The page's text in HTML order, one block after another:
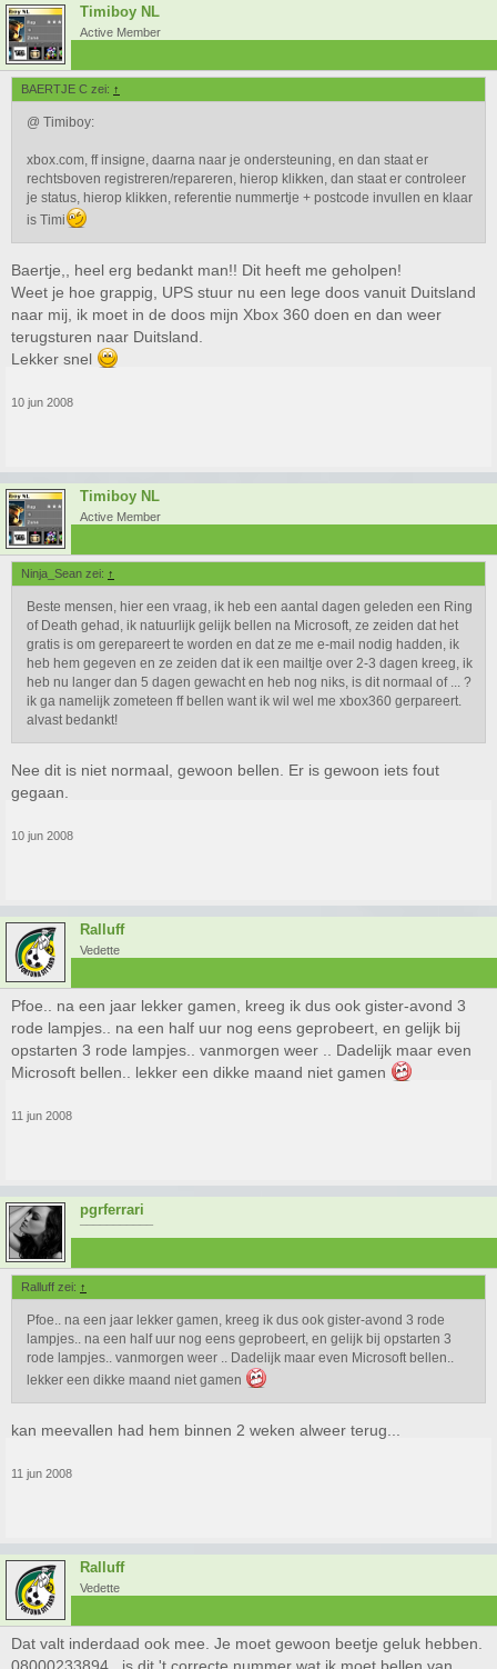
Timiboy NL
Active Member
BAERTJE C zei: ↑
@ Timiboy:
xbox.com, ff insigne, daarna naar je ondersteuning, en dan staat er
rechtsboven registreren/repareren, hierop klikken, dan staat er controleer
je status, hierop klikken, referentie nummertje + postcode invullen en klaar
is Timi
Baertje,, heel erg bedankt man!! Dit heeft me geholpen!
Weet je hoe grappig, UPS stuur nu een lege doos vanuit Duitsland
naar mij, ik moet in de doos mijn Xbox 360 doen en dan weer
terugsturen naar Duitsland.
Lekker snel
10 jun 2008
Timiboy NL
Active Member
Ninja_Sean zei: ↑
Beste mensen, hier een vraag, ik heb een aantal dagen geleden een Ring
of Death gehad, ik natuurlijk gelijk bellen na Microsoft, ze zeiden dat het
gratis is om gerepareert te worden en dat ze me e-mail nodig hadden, ik
heb hem gegeven en ze zeiden dat ik een mailtje over 2-3 dagen kreeg, ik
heb nu langer dan 5 dagen gewacht en heb nog niks, is dit normaal of ... ?
ik ga namelijk zometeen ff bellen want ik wil wel me xbox360 gerpareert.
alvast bedankt!
Nee dit is niet normaal, gewoon bellen. Er is gewoon iets fout
gegaan.
10 jun 2008
Ralluff
Vedette
Pfoe.. na een jaar lekker gamen, kreeg ik dus ook gister-avond 3
rode lampjes.. na een half uur nog eens geprobeert, en gelijk bij
opstarten 3 rode lampjes.. vanmorgen weer .. Dadelijk maar even
Microsoft bellen.. lekker een dikke maand niet gamen
11 jun 2008
pgrferrari
¯¯¯¯¯¯¯¯¯¯¯
Ralluff zei: ↑
Pfoe.. na een jaar lekker gamen, kreeg ik dus ook gister-avond 3 rode
lampjes.. na een half uur nog eens geprobeert, en gelijk bij opstarten 3
rode lampjes.. vanmorgen weer .. Dadelijk maar even Microsoft bellen..
lekker een dikke maand niet gamen
kan meevallen had hem binnen 2 weken alweer terug...
11 jun 2008
Ralluff
Vedette
Dat valt inderdaad ook mee. Je moet gewoon beetje geluk hebben.